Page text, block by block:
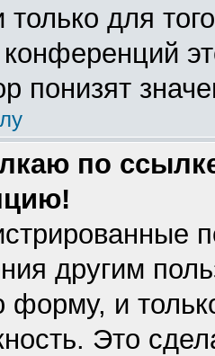
для
понизят
по
другим
и
Это